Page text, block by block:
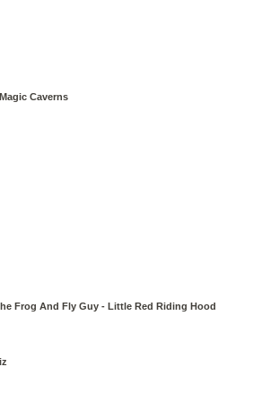
Caverns
Frog And Fly Guy - Little Red Riding Hood